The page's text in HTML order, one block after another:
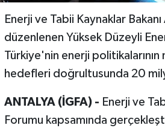
Enerji ve Tabii Kaynaklar
düzenlenen Yüksek Düzeyli
Türkiye'nin enerji
hedefleri doğrultusunda 20
ANTALYA (İGFA) - Enerji ve
Forumu kapsamında